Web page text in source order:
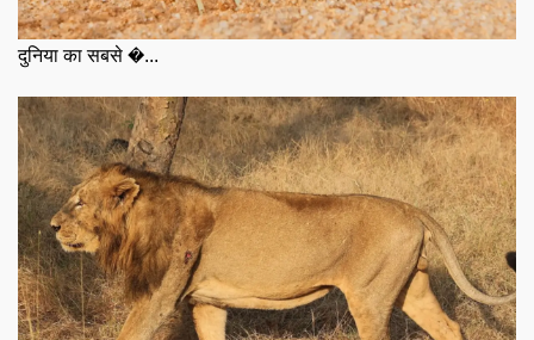
दुनिया का सबसे �...